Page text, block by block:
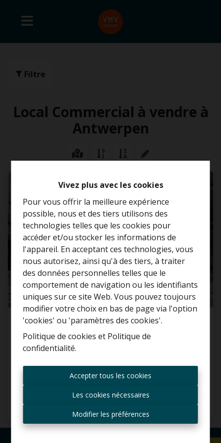
Vivez plus avec les cookies
Pour vous offrir la meilleure expérience
possible, nous et des tiers utilisons des
technologies telles que les cookies pour
accéder et/ou stocker les informations de
l'appareil. En acceptant ces technologies, vous
nous autorisez, ainsi qu'à des tiers, à traiter
des données personnelles telles que le
comportement de navigation ou les identifiants
uniques sur ce site Web. Vous pouvez toujours
modifier votre choix en bas de page via l'option
'cookies' ou 'paramètres des cookies'.
Politique de cookies et Politique de
confidentialité.
Accepter tous les cookies
Les cookies nécessaires
Modifier les préférences
Filtre
Local Commercial à vendre à
Antwerpen
Commerce
2060 Antwerpen
Curieux de connaître la
valeur de votre maison ?
Estimation gratuite
Toujours être le premier
informé des nouvelles
offres ?
mail